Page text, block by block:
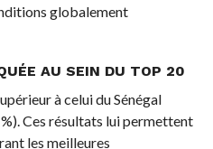
globalement
AU SEIN DU TOP 20
à celui du Sénégal
Ces résultats lui permettent
les meilleures